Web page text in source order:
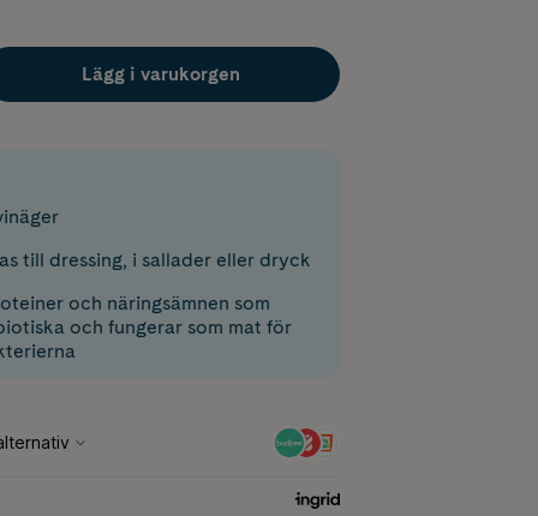
Lägg i varukorgen
till dressing, i sallader eller dryck
och näringsämnen som
och fungerar som mat för